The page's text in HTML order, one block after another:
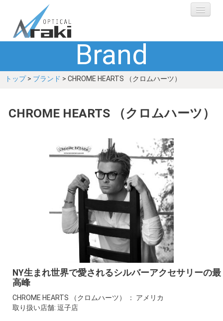
ブランド
ブログ
採用
Brand
トップ> ブランド > CHROME HEARTS （クロムハーツ）
CHROME HEARTS （クロムハーツ）
NY生まれ世界で愛されるシルバーアクセサリーの最
高峰
CHROME HEARTS （クロムハーツ） ： アメリカ
取り扱い店舗: 逗子店